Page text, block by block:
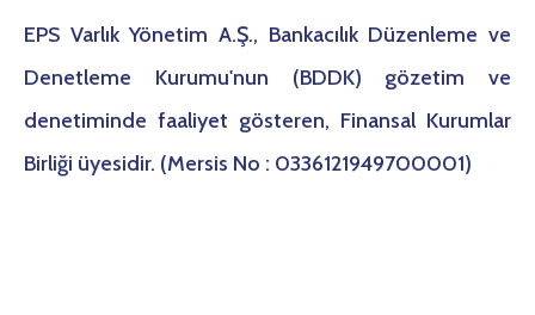
EPS Varlık Yönetim A.Ş., Bankacılık Düzenleme ve
Denetleme Kurumu'nun (BDDK) gözetim ve
denetiminde faaliyet gösteren, Finansal Kurumlar
Birliği üyesidir. (Mersis No : 0336121949700001)